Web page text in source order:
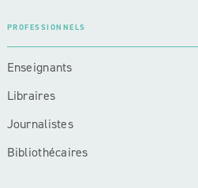
PROFESSIONNELS
Enseignants
Libraires
Journalistes
Bibliothécaires